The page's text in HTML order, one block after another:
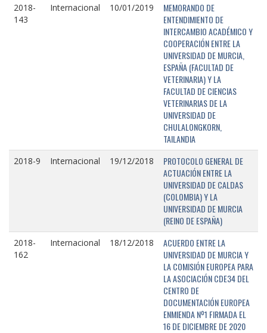
2018-
143
Internacional 10/01/2019
MEMORANDO DE
ENTENDIMIENTO DE
INTERCAMBIO ACADÉMICO Y
COOPERACIÓN ENTRE LA
UNIVERSIDAD DE MURCIA,
ESPAÑA (FACULTAD DE
VETERINARIA) Y LA
FACULTAD DE CIENCIAS
VETERINARIAS DE LA
UNIVERSIDAD DE
CHULALONGKORN,
TAILANDIA
2018-9 Internacional 19/12/2018
PROTOCOLO GENERAL DE
ACTUACIÓN ENTRE LA
UNIVERSIDAD DE CALDAS
(COLOMBIA) Y LA
UNIVERSIDAD DE MURCIA
(REINO DE ESPAÑA)
2018-
162
Internacional 18/12/2018
ACUERDO ENTRE LA
UNIVERSIDAD DE MURCIA Y
LA COMISIÓN EUROPEA PARA
LA ASOCIACIÓN CDE34 DEL
CENTRO DE
DOCUMENTACIÓN EUROPEA
ENMIENDA Nº1 FIRMADA EL
16 DE DICIEMBRE DE 2020